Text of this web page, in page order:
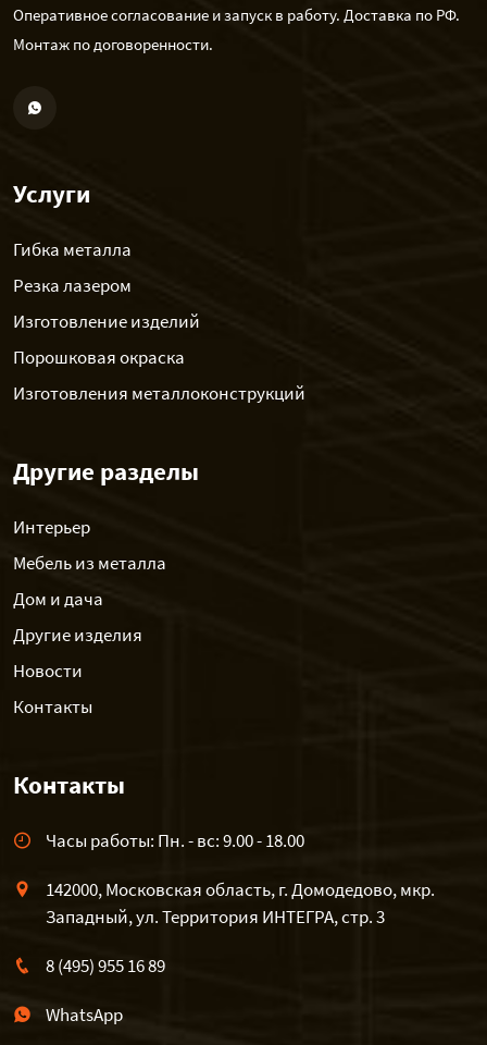
Оперативное согласование и запуск в работу. Доставка по РФ.
Монтаж по договоренности.
Услуги
Гибка металла
Резка лазером
Изготовление изделий
Порошковая окраска
Изготовления металлоконструкций
Другие разделы
Интерьер
Мебель из металла
Дом и дача
Другие изделия
Новости
Контакты
Контакты
Часы работы: Пн. - вс: 9.00 - 18.00
142000, Московская область, г. Домодедово, мкр.
Западный, ул. Территория ИНТЕГРА, стр. 3
8 (495) 955 16 89
WhatsApp